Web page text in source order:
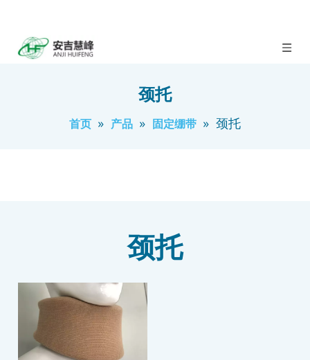
颈托
首页 » 产品 » 固定绷带 » 颈托
颈托